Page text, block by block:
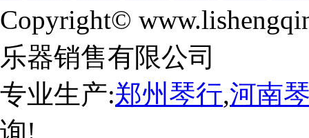
Copyright©
乐器销售有限公司
专业生产:郑州琴行,河南
询!